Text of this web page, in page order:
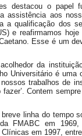
destacou o papel
assistência aos
a qualificação dos
e reafirmamos hoje
Esse é um
da
Universitário é uma
trabalhos de
Contem
linha do tempo
FMABC em
em 1997,